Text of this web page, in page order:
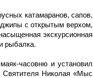
катамаранов, сапов,
с открытым верхом,
экскурсионная
рыбалка.
часовню и установил
Святителя Николая «Мыс